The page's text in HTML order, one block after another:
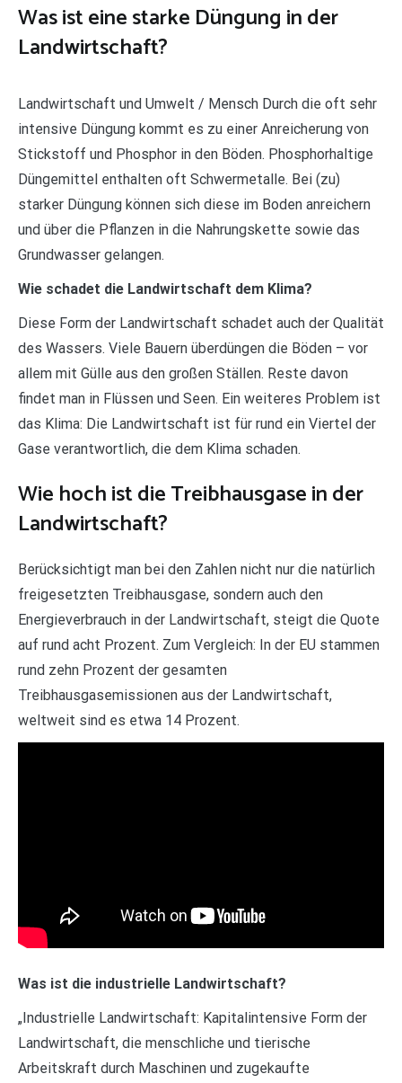
Was ist eine starke Düngung in der
Landwirtschaft?
Landwirtschaft und Umwelt / Mensch Durch die oft sehr
intensive Düngung kommt es zu einer Anreicherung von
Stickstoff und Phosphor in den Böden. Phosphorhaltige
Düngemittel enthalten oft Schwermetalle. Bei (zu)
starker Düngung können sich diese im Boden anreichern
und über die Pflanzen in die Nahrungskette sowie das
Grundwasser gelangen.
Wie schadet die Landwirtschaft dem Klima?
Diese Form der Landwirtschaft schadet auch der Qualität
des Wassers. Viele Bauern überdüngen die Böden – vor
allem mit Gülle aus den großen Ställen. Reste davon
findet man in Flüssen und Seen. Ein weiteres Problem ist
das Klima: Die Landwirtschaft ist für rund ein Viertel der
Gase verantwortlich, die dem Klima schaden.
Wie hoch ist die Treibhausgase in der
Landwirtschaft?
Berücksichtigt man bei den Zahlen nicht nur die natürlich
freigesetzten Treibhausgase, sondern auch den
Energieverbrauch in der Landwirtschaft, steigt die Quote
auf rund acht Prozent. Zum Vergleich: In der EU stammen
rund zehn Prozent der gesamten
Treibhausgasemissionen aus der Landwirtschaft,
weltweit sind es etwa 14 Prozent.
Was ist die industrielle Landwirtschaft?
„Industrielle Landwirtschaft: Kapitalintensive Form der
Landwirtschaft, die menschliche und tierische
Arbeitskraft durch Maschinen und zugekaufte